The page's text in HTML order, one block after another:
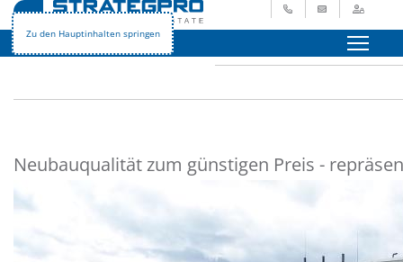
Zu den Hauptinhalten springen
+49 621 729 265 - 0Login
STRATEGPRO Immobilienangebote Gewerbeimmobilien
Neubauqualität zum günstigen Preis -